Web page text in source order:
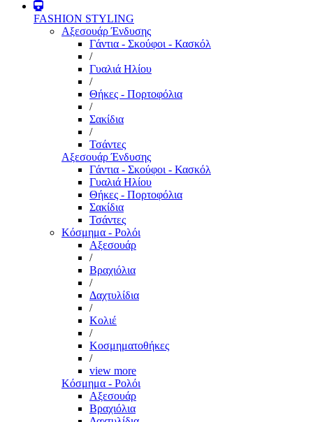
FASHION STYLING
Αξεσουάρ Ένδυσης
Γάντια - Σκούφοι - Κασκόλ
/
Γυαλιά Ηλίου
/
Θήκες - Πορτοφόλια
/
Σακίδια
/
Τσάντες
Αξεσουάρ Ένδυσης
Γάντια - Σκούφοι - Κασκόλ
Γυαλιά Ηλίου
Θήκες - Πορτοφόλια
Σακίδια
Τσάντες
Κόσμημα - Ρολόι
Αξεσουάρ
/
Βραχιόλια
/
Δαχτυλίδια
/
Κολιέ
/
Κοσμηματοθήκες
/
view more
Κόσμημα - Ρολόι
Αξεσουάρ
Βραχιόλια